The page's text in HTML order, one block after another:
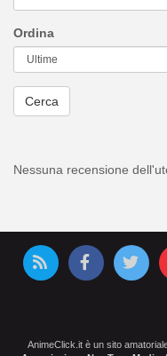
Ordina
Cerca
Nessuna recensione
AnimeClick.it è un sito